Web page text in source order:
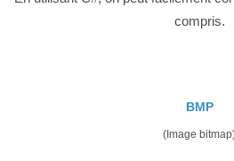
compris.
BMP
(Image